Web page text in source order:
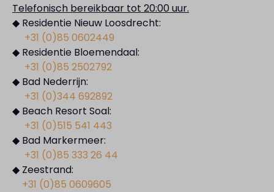
Telefonisch bereikbaar tot 20:00 uur.
◆ Residentie Nieuw Loosdrecht:
+31 (0)85 0602449
◆ Residentie Bloemendaal:
+31 (0)85 2502792
◆ Bad Nederrijn:
+31 (0)344 692892
◆ Beach Resort Soal:
+31 (0)515 541 443
◆ Bad Markermeer:
+31 (0)85 333 26 44
◆ Zeestrand:
+31 (0)85 0609605